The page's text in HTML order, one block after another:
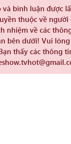
và bình luận được
thuộc về
nhiệm về các
bên dưới! Vui
thấy các thông